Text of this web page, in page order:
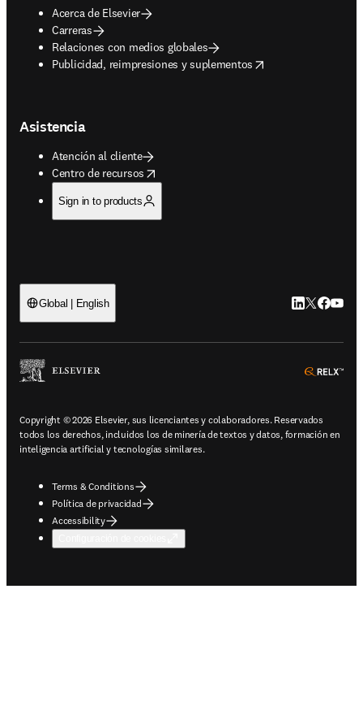
Acerca de Elsevier
Carreras
Relaciones con medios globales
Publicidad, reimpresiones y suplementos
opens in new tab/window
Asistencia
Atención al cliente
Centro de recursos
opens in new tab/window
Sign in to products
Global | English LinkedIn se
Twitter se
Copyright © 2026 Elsevier, sus licenciantes y colaboradores. Reservados
todos los derechos, incluidos los de minería de textos y datos, formación en
inteligencia artificial y tecnologías similares.
Terms & Conditions
Política de privacidad
Accessibility